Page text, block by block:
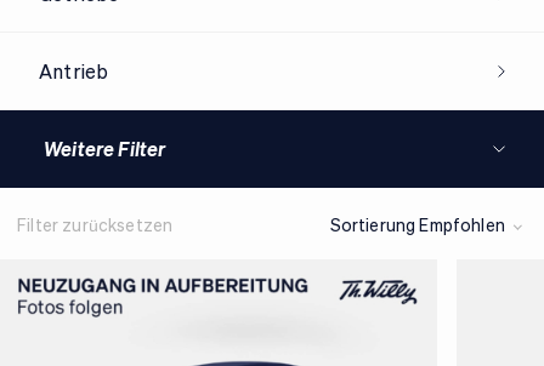
Antrieb
Weitere Filter
Filter zurücksetzen Sortierung Empfohlen